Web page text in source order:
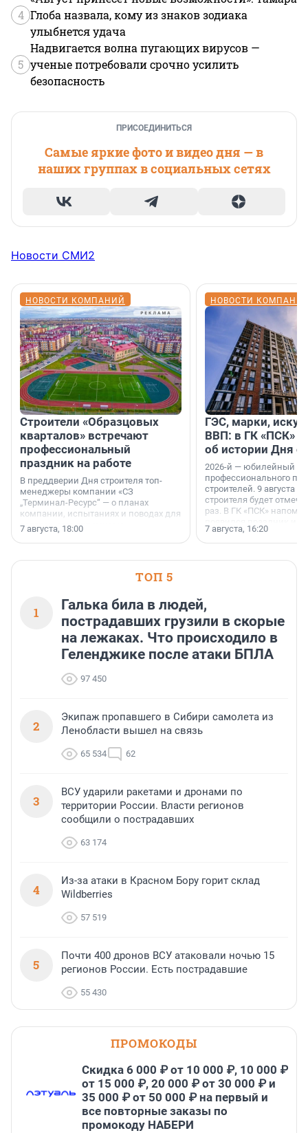
4 Глоба назвала, кому из знаков зодиака
улыбнется удача
5
Надвигается волна пугающих вирусов —
ученые потребовали срочно усилить
безопасность
ПРИСОЕДИНИТЬСЯ
Самые яркие фото и видео дня — в
наших группах в социальных сетях
Новости СМИ2
НОВОСТИ КОМПАНИЙ
Строители «Образцовых
кварталов» встречают
профессиональный
праздник на работе
В преддверии Дня строителя топ-
менеджеры компании «СЗ
„Терминал-Ресурс“ — о планах
компании, испытаниях и поводах для
осторожного оптимизма.
7 августа, 18:00
НОВОСТИ
ГЭС, марки,
ВВП: в ГК «ПСК»
об истории Дня
2026-й — юбилейный
профессионального
строителей. 9 августа
строителя будет
раз. В ГК «ПСК»
поменялась роль
7 августа, 16:20
ТОП 5
1
Галька била в людей,
пострадавших грузили в скорые
на лежаках. Что происходило в
Геленджике после атаки БПЛА
97 450
2
Экипаж пропавшего в Сибири самолета из
Ленобласти вышел на связь
65 534 62
3
ВСУ ударили ракетами и дронами по
территории России. Власти регионов
сообщили о пострадавших
63 174
4
Из-за атаки в Красном Бору горит склад
Wildberries
57 519
5
Почти 400 дронов ВСУ атаковали ночью 15
регионов России. Есть пострадавшие
55 430
ПРОМОКОДЫ
Скидка 6 000 ₽ от 10 000 ₽, 10 000 ₽
от 15 000 ₽, 20 000 ₽ от 30 000 ₽ и
35 000 ₽ от 50 000 ₽ на первый и
все повторные заказы по
промокоду НАБЕРИ